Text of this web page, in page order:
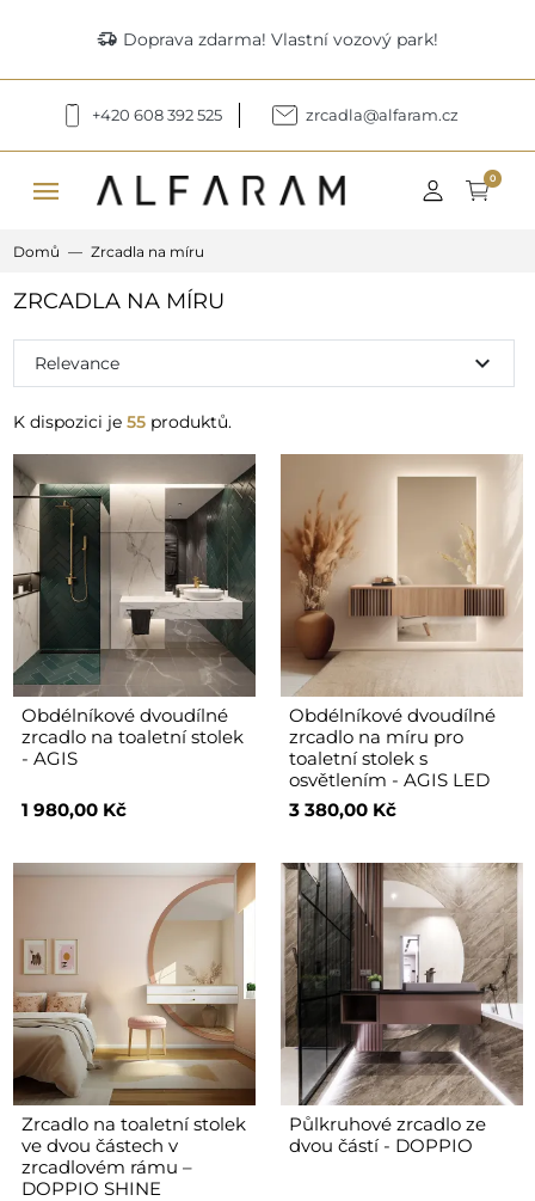
delivery_truck_speed Doprava zdarma! Vlastní vozový park!
+420 608 392 525 zrcadla@alfaram.cz
menu 0
Domů Zrcadla na míru
ZRCADLA NA MÍRU
K dispozici je 55produktů.
Relevance expand_more
Obdélníkové dvoudílné
zrcadlo na toaletní stolek
- AGIS
1 980,00 Kč
Obdélníkové dvoudílné
zrcadlo na míru pro
toaletní stolek s
osvětlením - AGIS LED
3 380,00 Kč
Zrcadlo na toaletní stolek
ve dvou částech v
zrcadlovém rámu –
DOPPIO SHINE
Půlkruhové zrcadlo ze
dvou částí - DOPPIO